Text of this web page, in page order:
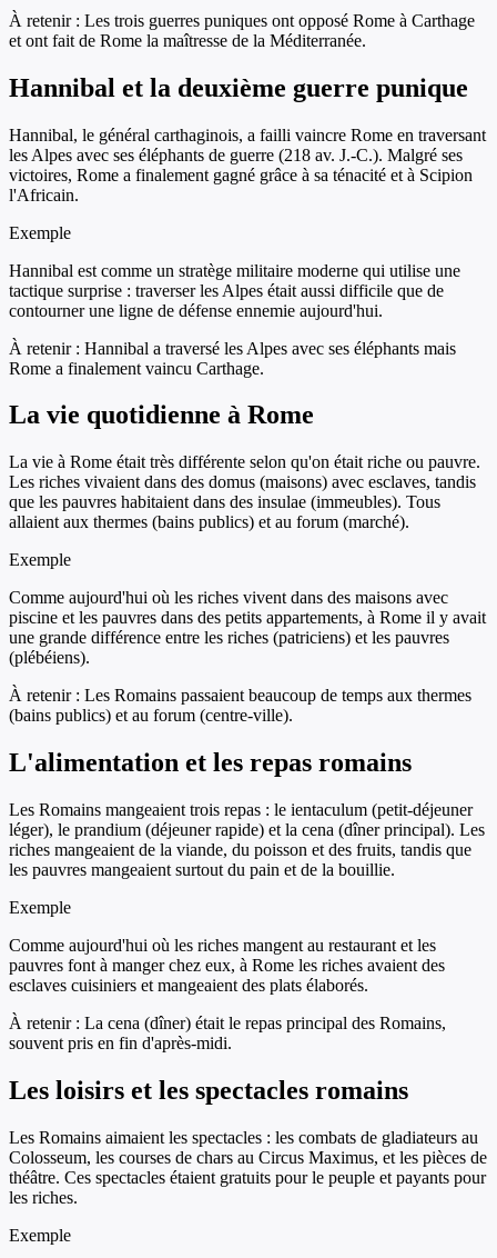
À retenir : Les trois guerres puniques ont opposé Rome à Carthage
et ont fait de Rome la maîtresse de la Méditerranée.
Hannibal et la deuxième guerre punique
Hannibal, le général carthaginois, a failli vaincre Rome en traversant
les Alpes avec ses éléphants de guerre (218 av. J.-C.). Malgré ses
victoires, Rome a finalement gagné grâce à sa ténacité et à Scipion
l'Africain.
Exemple
Hannibal est comme un stratège militaire moderne qui utilise une
tactique surprise : traverser les Alpes était aussi difficile que de
contourner une ligne de défense ennemie aujourd'hui.
À retenir : Hannibal a traversé les Alpes avec ses éléphants mais
Rome a finalement vaincu Carthage.
La vie quotidienne à Rome
La vie à Rome était très différente selon qu'on était riche ou pauvre.
Les riches vivaient dans des domus (maisons) avec esclaves, tandis
que les pauvres habitaient dans des insulae (immeubles). Tous
allaient aux thermes (bains publics) et au forum (marché).
Exemple
Comme aujourd'hui où les riches vivent dans des maisons avec
piscine et les pauvres dans des petits appartements, à Rome il y avait
une grande différence entre les riches (patriciens) et les pauvres
(plébéiens).
À retenir : Les Romains passaient beaucoup de temps aux thermes
(bains publics) et au forum (centre-ville).
L'alimentation et les repas romains
Les Romains mangeaient trois repas : le ientaculum (petit-déjeuner
léger), le prandium (déjeuner rapide) et la cena (dîner principal). Les
riches mangeaient de la viande, du poisson et des fruits, tandis que
les pauvres mangeaient surtout du pain et de la bouillie.
Exemple
Comme aujourd'hui où les riches mangent au restaurant et les
pauvres font à manger chez eux, à Rome les riches avaient des
esclaves cuisiniers et mangeaient des plats élaborés.
À retenir : La cena (dîner) était le repas principal des Romains,
souvent pris en fin d'après-midi.
Les loisirs et les spectacles romains
Les Romains aimaient les spectacles : les combats de gladiateurs au
Colosseum, les courses de chars au Circus Maximus, et les pièces de
théâtre. Ces spectacles étaient gratuits pour le peuple et payants pour
les riches.
Exemple